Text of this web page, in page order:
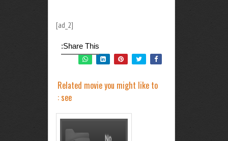
[ad_2]
Share This:
Related movie you might like to
see :